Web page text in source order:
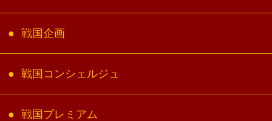
戦国企画
戦国コンシェルジュ
戦国プレミアム